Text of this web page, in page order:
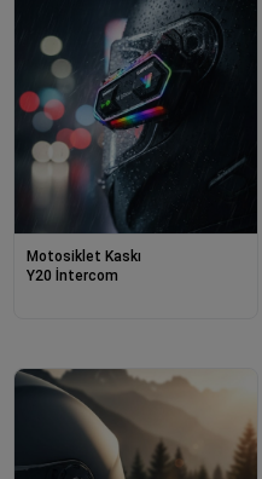
Motosiklet Kaskı
Y20 İntercom